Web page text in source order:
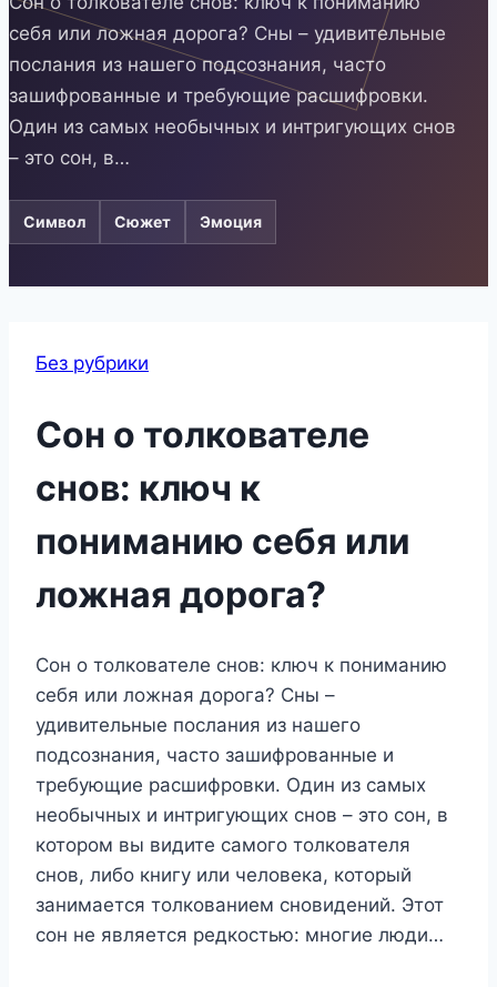
себя или ложная дорога? Сны – удивительные
послания из нашего подсознания, часто
зашифрованные и требующие расшифровки.
Один из самых необычных и интригующих снов
– это сон, в…
Символ Сюжет Эмоция
Без рубрики
Сон о толкователе
снов: ключ к
пониманию себя или
ложная дорога?
Сон о толкователе снов: ключ к пониманию
себя или ложная дорога? Сны –
удивительные послания из нашего
подсознания, часто зашифрованные и
требующие расшифровки. Один из самых
необычных и интригующих снов – это сон, в
котором вы видите самого толкователя
снов, либо книгу или человека, который
занимается толкованием сновидений. Этот
сон не является редкостью: многие люди…